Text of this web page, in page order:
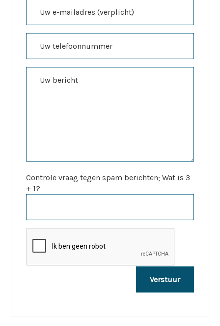
Controle vraag tegen spam berichten; Wat is 3
+ 1?